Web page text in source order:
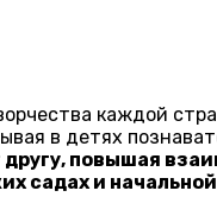
каждой
в детях
повышая
садах и